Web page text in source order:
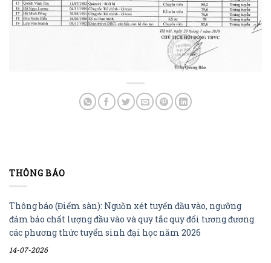
THÔNG BÁO
Thông báo (Điểm sàn): Nguồn xét tuyển đầu vào, ngưỡng
đảm bảo chất lượng đầu vào và quy tắc quy đổi tương đương
các phương thức tuyển sinh đại học năm 2026
14-07-2026